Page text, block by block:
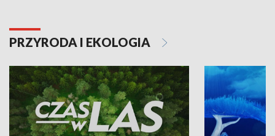
PRZYRODA I EKOLOGIA